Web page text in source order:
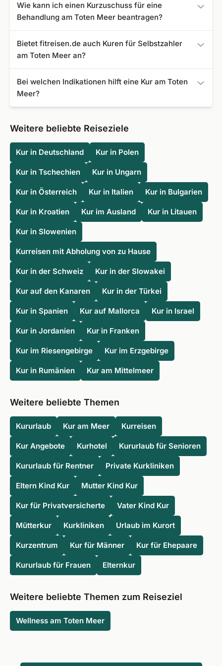
Jordanien zu bleiben.
in dieser Zeit am Toten Meer kaum regnet und die
Temperaturen angenehm warm sind, was für die
Klimabehandlung zahlreicher Krankheiten wichtig ist.
Wie kann ich einen Kurzuschuss für eine
Behandlung am Toten Meer beantragen?
Feststellung Ihrer Kurfähigkeit. Danach können Sie bei der
Krankenkasse Ihre Kur bzw. Beihilfe zu dieser
beantragen. Das Formular für den Antrag lassen Sie
anschließend am besten vom Arzt ausfüllen.
Bietet fitreisen.de auch Kuren für Selbstzahler
am Toten Meer an?
buchen.
Bei welchen Indikationen hilft eine Kur am Toten
Meer?
Erkrankungen der Haut, des Bewegungsapparates und
Indikationen Neurodermitis, Psoriasis (Schuppenflechte),
, Rheuma, Sklerodermie und Asthma.
Weitere beliebte Reiseziele
Kur in Deutschland Kur in Polen
Kur in Tschechien Kur in Ungarn
Kur in Österreich Kur in Italien Kur in Bulgarien
Kur in Kroatien Kur im Ausland Kur in Litauen
Kur in Slowenien
Kurreisen mit Abholung von zu Hause
Kur in der Schweiz Kur in der Slowakei
Kur auf den Kanaren Kur in der Türkei
Kur in Spanien Kur auf Mallorca Kur in Israel
Kur in Jordanien Kur in Franken
Kur im Riesengebirge Kur im Erzgebirge
Kur in Rumänien Kur am Mittelmeer
Weitere beliebte Themen
Kururlaub Kur am Meer Kurreisen
Kur Angebote Kurhotel Kururlaub für Senioren
Kururlaub für Rentner Private Kurkliniken
Eltern Kind Kur Mutter Kind Kur
Kur für Privatversicherte Vater Kind Kur
Mütterkur Kurkliniken Urlaub im Kurort
Kurzentrum Kur für Männer Kur für Ehepaare
Kururlaub für Frauen Elternkur
Weitere beliebte Themen zum Reiseziel
Wellness am Toten Meer